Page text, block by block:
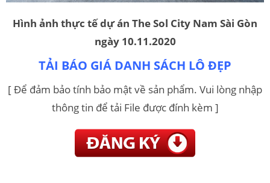
Hình ảnh thực tế dự án The Sol City Nam Sài Gòn
ngày 10.11.2020
TẢI BÁO GIÁ DANH SÁCH LÔ ĐẸP
[ Để đảm bảo tính bảo mật về sản phẩm. Vui lòng nhập
thông tin để tải File được đính kèm ]